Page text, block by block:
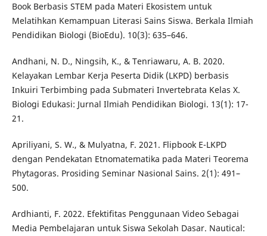
Book Berbasis STEM pada Materi Ekosistem untuk
Melatihkan Kemampuan Literasi Sains Siswa. Berkala Ilmiah
Pendidikan Biologi (BioEdu). 10(3): 635–646.
Andhani, N. D., Ningsih, K., & Tenriawaru, A. B. 2020.
Kelayakan Lembar Kerja Peserta Didik (LKPD) berbasis
Inkuiri Terbimbing pada Submateri Invertebrata Kelas X.
Biologi Edukasi: Jurnal Ilmiah Pendidikan Biologi. 13(1): 17-
21.
Apriliyani, S. W., & Mulyatna, F. 2021. Flipbook E-LKPD
dengan Pendekatan Etnomatematika pada Materi Teorema
Phytagoras. Prosiding Seminar Nasional Sains. 2(1): 491–
500.
Ardhianti, F. 2022. Efektifitas Penggunaan Video Sebagai
Media Pembelajaran untuk Siswa Sekolah Dasar. Nautical: